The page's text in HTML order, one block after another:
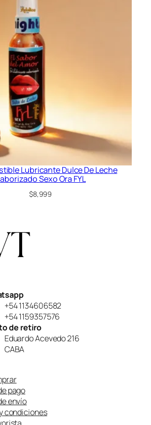
Lubricante Dulce De Leche
Sexo Ora FYL
$8,999
+54 1134606582
+54 1159357576
de retiro
Eduardo Acevedo 216
CABA
pago
envío
condiciones